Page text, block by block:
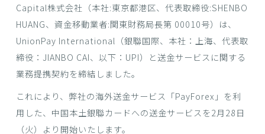
Capital株式会社（本社:東京都港区、代表取締役:SHENBO
HUANG、資金移動業者:関東財務局⾧第 00010号）は、
UnionPay International（銀聯国際、本社：上海、代表取
締役：JIANBO CAI、以下：UPI）と送金サービスに関する
業務提携契約を締結しました。
これにより、弊社の海外送金サービス「PayForex」を利
用した、中国本土銀聯カードへの送金サービスを2月28日
（火）より開始いたします。